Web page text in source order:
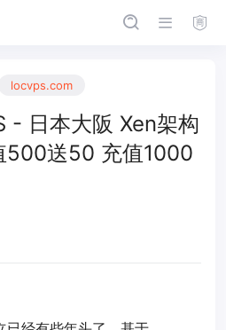
locvps.com
- 日本大阪 Xen架构
500送50 充值1000